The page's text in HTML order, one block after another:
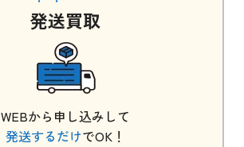
発送買取
WEBから申し込みして
発送するだけでOK！